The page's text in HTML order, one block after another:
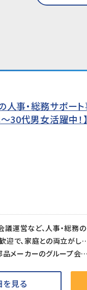
人事・総務サポ
30代男女活躍中！】
《残業少なめ・家庭都合の休みOK》時間外労働は月20時間程度と
《大手自動車部品サプライヤーのグループ会社で安定就業》国内外で活躍する大手自動車部品メーカーのグループ会社でのお仕事です。安定した環境で長期的に働けます。
を見る